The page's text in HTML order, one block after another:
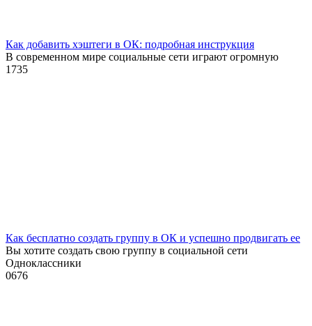
Как добавить хэштеги в ОК: подробная инструкция
В современном мире социальные сети играют огромную
1 735
Как бесплатно создать группу в ОК и успешно продвигать ее
Вы хотите создать свою группу в социальной сети
Одноклассники
0676